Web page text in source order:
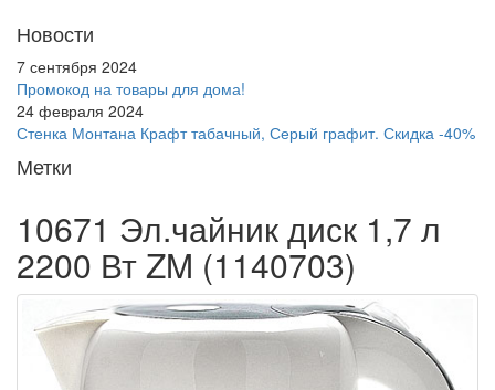
Новости
7 сентября 2024
Промокод на товары для дома!
24 февраля 2024
Стенка Монтана Крафт табачный, Серый графит. Скидка -40%
Метки
10671 Эл.чайник диск 1,7 л
2200 Вт ZM (1140703)